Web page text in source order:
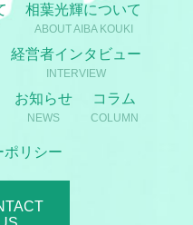
相葉光輝について
ABOUT AIBA KOUKI
経営者インタビュー
INTERVIEW
お知らせ
NEWS
コラム
COLUMN
ポリシー